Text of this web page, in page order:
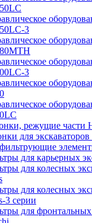
3
3
режущие части
для
для карьерных
для колесных
для колесных
3 серии
для фронтальных